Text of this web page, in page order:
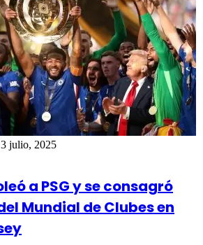
julio, 2025
a PSG y se consagró
Mundial de Clubes en